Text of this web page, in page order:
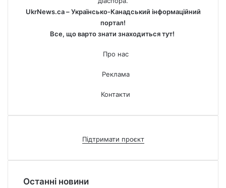
UkrNews.ca – Українсько-Канадський інформаційний
портал!
Все, що варто знати знаходиться тут!
Про нас
Реклама
Контакти
Підтримати проєкт
Останні новини